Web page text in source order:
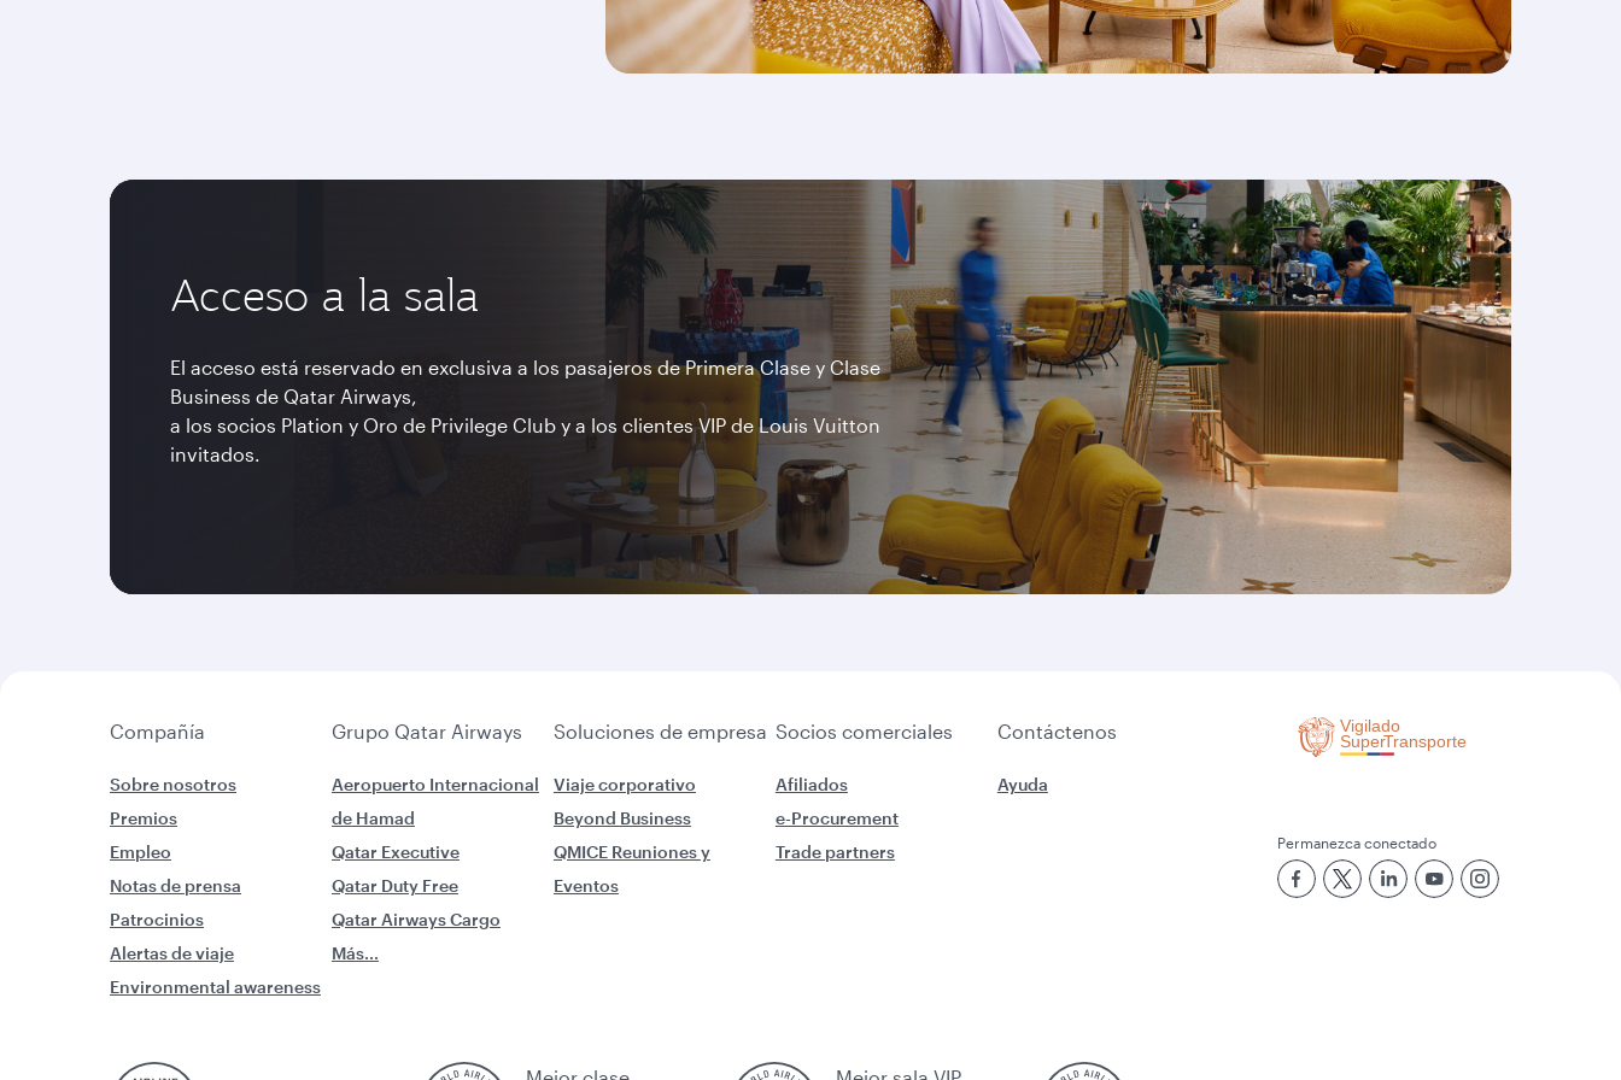
Acceso a la sala
El acceso está reservado en exclusiva a los pasajeros de Primera Clase y Clase
Business de Qatar Airways,
a los socios Plation y Oro de Privilege Club y a los clientes VIP de Louis Vuitton
invitados.
Compañía Grupo Qatar Airways Soluciones de empresa Socios comerciales Contáctenos
Sobre nosotros
Premios
Empleo
Notas de prensa
Patrocinios
Alertas de viaje
Environmental awareness
Aeropuerto Internacional
de Hamad
Qatar Executive
Qatar Duty Free
Qatar Airways Cargo
Más...
Viaje corporativo
Beyond Business
QMICE Reuniones y
Eventos
Afiliados
e-Procurement
Trade partners
Ayuda
Permanezca conectado